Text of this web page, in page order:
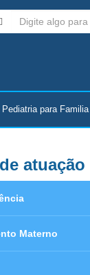
Pediatria para Familia
atuação
Materno